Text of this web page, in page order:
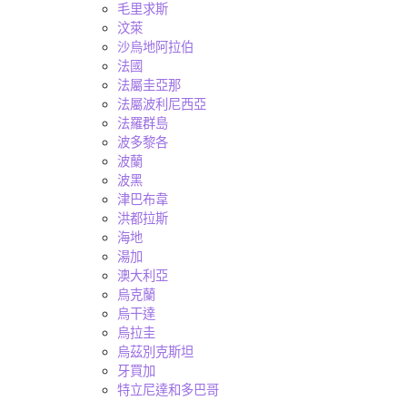
毛里求斯
汶萊
沙烏地阿拉伯
法國
法屬圭亞那
法屬波利尼西亞
法羅群島
波多黎各
波蘭
波黑
津巴布韋
洪都拉斯
海地
湯加
澳大利亞
烏克蘭
烏干達
烏拉圭
烏茲別克斯坦
牙買加
特立尼達和多巴哥